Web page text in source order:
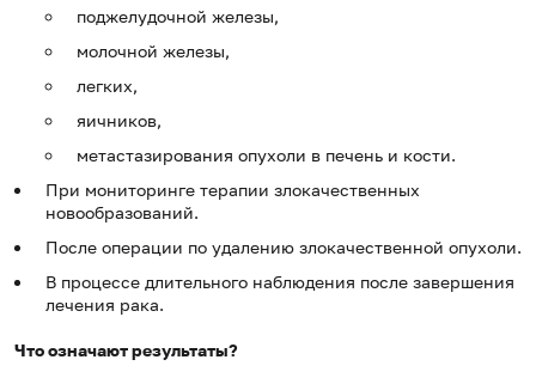
поджелудочной железы,
молочной железы,
легких,
яичников,
метастазирования опухоли в печень и кости.
При мониторинге терапии злокачественных
новообразований.
После операции по удалению злокачественной опухоли.
В процессе длительного наблюдения после завершения
лечения рака.
Что означают результаты?